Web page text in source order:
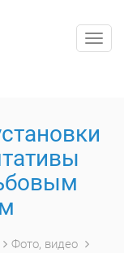
Фото, видео